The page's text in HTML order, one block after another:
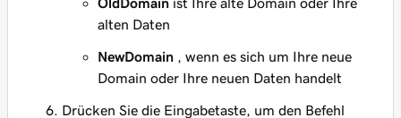
alten Daten
NewDomain , wenn es sich um Ihre neue
Domain oder Ihre neuen Daten handelt
Drücken Sie die Eingabetaste, um den Befehl